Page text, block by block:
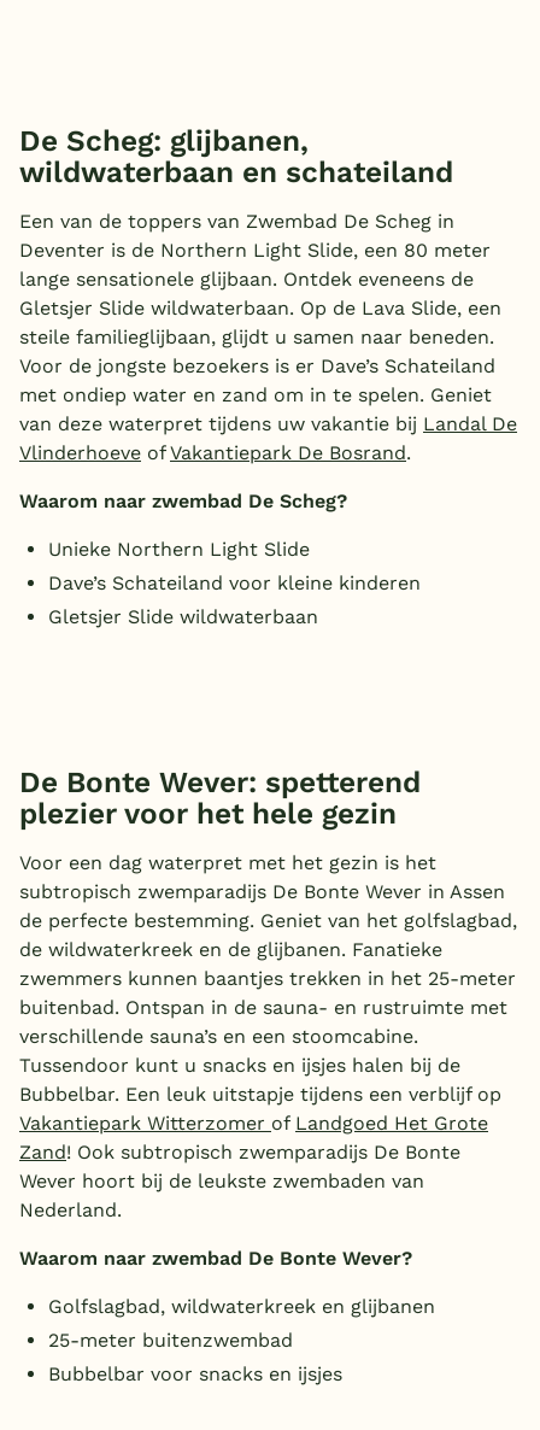
De Scheg: glijbanen,
wildwaterbaan en schateiland
Een van de toppers van Zwembad De Scheg in
Deventer is de Northern Light Slide, een 80 meter
lange sensationele glijbaan. Ontdek eveneens de
Gletsjer Slide wildwaterbaan. Op de Lava Slide, een
steile familieglijbaan, glijdt u samen naar beneden.
Voor de jongste bezoekers is er Dave’s Schateiland
met ondiep water en zand om in te spelen. Geniet
van deze waterpret tijdens uw vakantie bij Landal De
Vlinderhoeve ofVakantiepark De Bosrand.
Waarom naar zwembad De Scheg?
Unieke Northern Light Slide
Dave’s Schateiland voor kleine kinderen
Gletsjer Slide wildwaterbaan
De Bonte Wever: spetterend
plezier voor het hele gezin
Voor een dag waterpret met het gezin is het
subtropisch zwemparadijs De Bonte Wever in Assen
de perfecte bestemming. Geniet van het golfslagbad,
de wildwaterkreek en de glijbanen. Fanatieke
zwemmers kunnen baantjes trekken in het 25-meter
buitenbad. Ontspan in de sauna- en rustruimte met
verschillende sauna’s en een stoomcabine.
Tussendoor kunt u snacks en ijsjes halen bij de
Bubbelbar. Een leuk uitstapje tijdens een verblijf op
Vakantiepark Witterzomer of Landgoed Het Grote
Zand! Ook subtropisch zwemparadijs De Bonte
Wever hoort bij de leukste zwembaden van
Nederland.
Waarom naar zwembad De Bonte Wever?
Golfslagbad, wildwaterkreek en glijbanen
25-meter buitenzwembad
Bubbelbar voor snacks en ijsjes